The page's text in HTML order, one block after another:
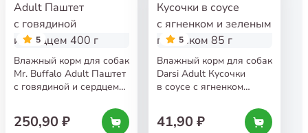
5
Влажный корм для собак
Mr. Buffalo Adult Паштет
с говядиной и сердцем
250,90 ₽
5
Влажный корм для собак
Darsi Adult Кусочки
в соусе с ягненком
41,90 ₽